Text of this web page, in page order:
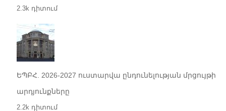
2.3k դիտում
ԵՊԲՀ. 2026-2027 ուստարվա ընդունելության մրցույթի
արդյունքները
2.2k դիտում